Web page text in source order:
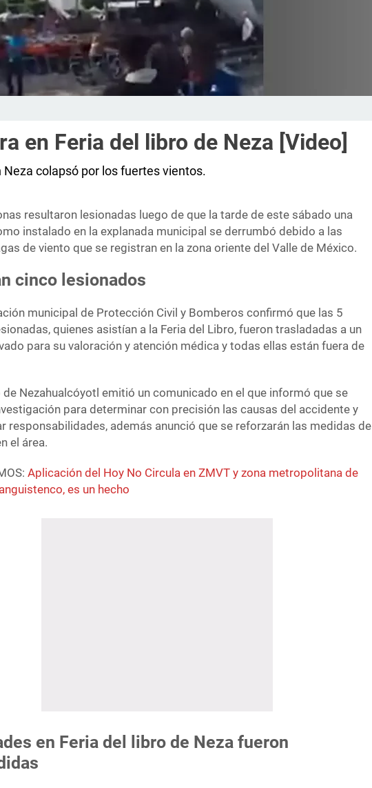
en Feria del libro de Neza [Video]
colapsó por los fuertes vientos.
resultaron lesionadas luego de que la tarde de este sábado una
instalado en la explanada municipal se derrumbó debido a las
de viento que se registran en la zona oriente del Valle de México.
cinco lesionados
municipal de Protección Civil y Bomberos confirmó que las 5
quienes asistían a la Feria del Libro, fueron trasladadas a un
para su valoración y atención médica y todas ellas están fuera de
de Nezahualcóyotl emitió un comunicado en el que informó que se
para determinar con precisión las causas del accidente y
responsabilidades, además anunció que se reforzarán las medidas de
el área.
Aplicación del Hoy No Circula en ZMVT y zona metropolitana de
es un hecho
en Feria del libro de Neza fueron